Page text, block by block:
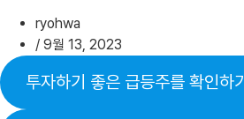
ryohwa
/ 9월 13, 2023
투자하기 좋은 급등주를 확인하기